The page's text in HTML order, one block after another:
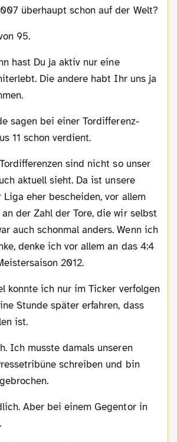
überhaupt schon auf der Welt?
95.
hast Du ja aktiv nur eine
Die andere habt Ihr uns ja
sagen bei einer Tordifferenz-
11 schon verdient.
sind nicht so unser
aktuell sieht. Da ist unsere
eher bescheiden, vor allem
der Zahl der Tore, die wir selbst
auch schonmal anders. Wenn ich
denke ich vor allem an das 4:4
2012.
konnte ich nur im Ticker verfolgen
Stunde später erfahren, dass
ist.
Ich musste damals unseren
schreiben und bin
Aber bei einem Gegentor in